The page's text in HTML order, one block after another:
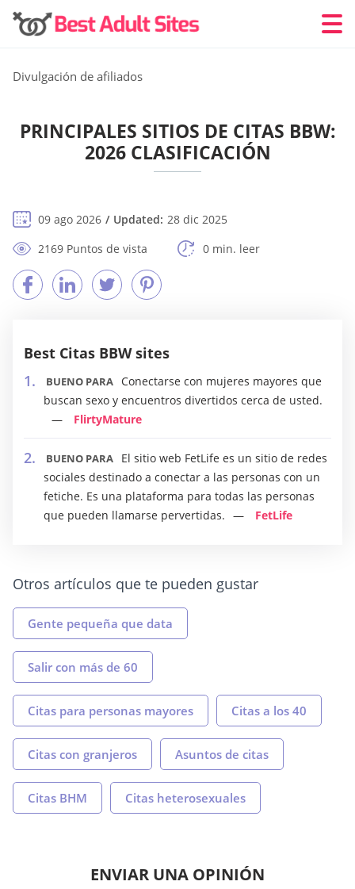
Divulgación de afiliados
PRINCIPALES SITIOS DE CITAS BBW:
2026 CLASIFICACIÓN
09 ago 2026 Updated: 28 dic 2025
2169 Puntos de vista
0 min. leer
Best Citas BBW sites
BUENO PARA
Conectarse con mujeres mayores que
buscan sexo y encuentros divertidos cerca de usted.
FlirtyMature
BUENO PARA
El sitio web FetLife es un sitio de redes
sociales destinado a conectar a las personas con un
fetiche. Es una plataforma para todas las personas
que pueden llamarse pervertidas.
FetLife
Otros artículos que te pueden gustar
Gente pequeña que data
Salir con más de 60
Citas para personas mayores Citas a los 40
Citas con granjeros Asuntos de citas
Citas BHM Citas heterosexuales
ENVIAR UNA OPINIÓN